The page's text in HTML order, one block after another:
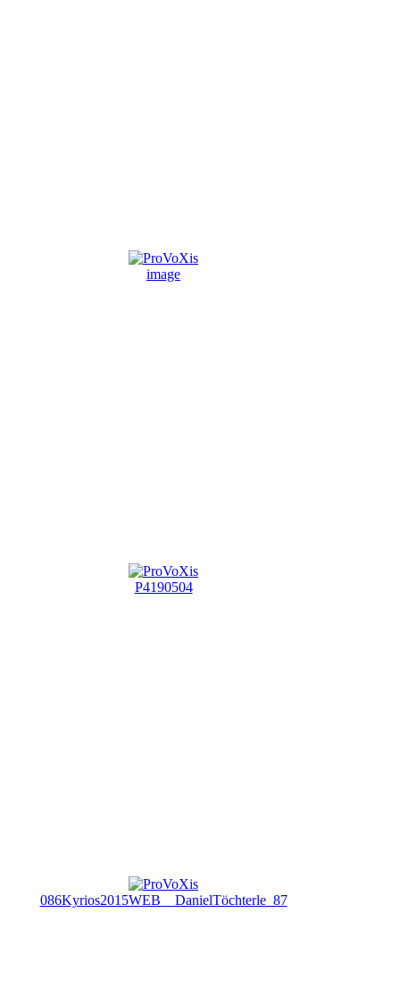
image
P4190504
086Kyrios2015WEB__DanielTöchterle_87